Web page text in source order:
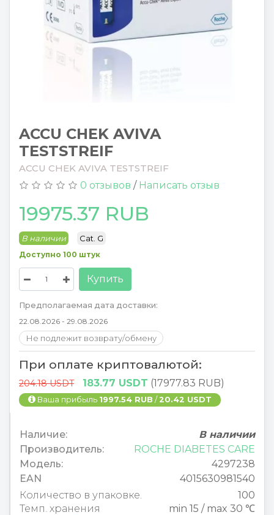
ACCU CHEK AVIVA
TESTSTREIF
ACCU CHEK AVIVA TESTSTREIF
0 отзывов / Написать отзыв
19975.37 RUB
В наличии Cat. G
Доступно 100 штук
Купить
Предполагаемая дата доставки:
22.08.2026 - 29.08.2026
Не подлежит возврату/обмену
При оплате криптовалютой:
204.18 USDT 183.77 USDT (17977.83 RUB)
Ваша прибыль 1997.54 RUB /20.42 USDT
Наличие:
В наличии
Производитель:
ROCHE DIABETES CARE
Модель:
4297238
EAN
4015630981540
Количество в упаковке.
100
Темп. хранения
min 15 / max 30 ℃